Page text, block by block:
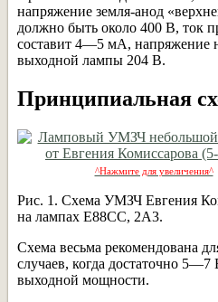
напряжение земля-анод
должно быть около 400 В, ток
составит 4—5 мА, напряжение
выходной лампы 204 В.
Принципиальная
^Нажмите для увеличения^
Рис. 1. Схема УМЗЧ Евгения
на лампах E88CC, 2A3.
Схема весьма рекомендована
случаев, когда достаточно 5—7
выходной мощности.